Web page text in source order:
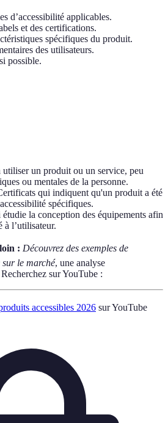
d’accessibilité applicables.
et des certifications.
spécifiques du produit.
des utilisateurs.
possible.
utiliser un produit ou un service, peu
ou mentales de la personne.
qui indiquent qu'un produit a été
spécifiques.
étudie la conception des équipements afin
à l’utilisateur.
: Découvrez des exemples de
sur le marché, une analyse
sur YouTube :
accessibles 2026 sur YouTube